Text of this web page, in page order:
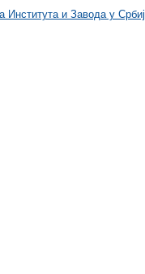
Института и Завода у